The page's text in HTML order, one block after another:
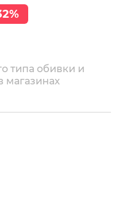
типа обивки и
магазинах